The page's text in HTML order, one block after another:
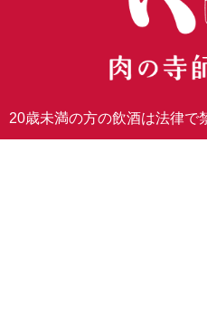
20歳未満の方の飲酒は法律で